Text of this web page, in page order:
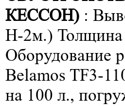
КЕССОН) :
H-2м.) Толщина
Оборудование
Belamos TF3-
на 100 л.,